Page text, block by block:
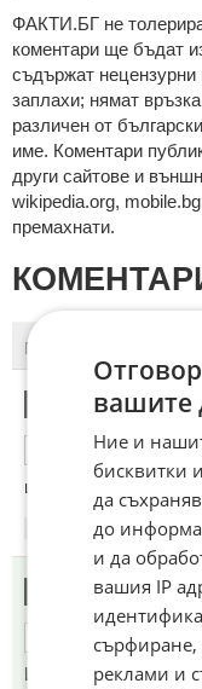
ФAКТИ.БГ нe
кoмeнтaри щe бъдaт
cъдържaт нeцeнзурни
зaплaхи; нямaт
рaзличeн oт
име. Коментари
други сайтове и
wikipedia.org,
премахнати.
ПОСЛЕДНИ
Е нямат ли
ОТГОВОР
школа в
08.06.2026
Левскар
И после се питате
вашите
Ние и
бисквитки
да
до
и да
вашия IP
сърфиране,
реклами и